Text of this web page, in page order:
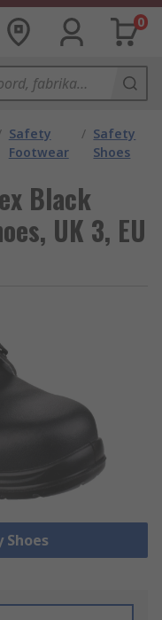
0
Safety
Footwear
/ Safety
Shoes
Black
UK 3, EU